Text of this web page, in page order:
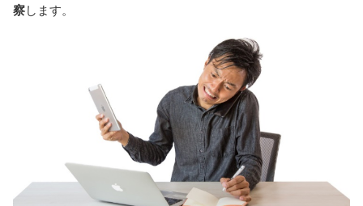
察します。